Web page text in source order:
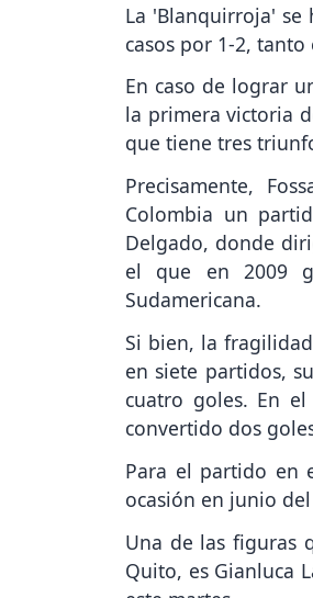
La 'Blanquirroja'
casos por 1-2,
En caso de lograr
la primera victoria
que tiene tres
Precisamente,
Colombia un
Delgado, donde
el que en 2009
Sudamericana.
Si bien, la
en siete partidos,
cuatro goles. En
convertido dos
Para el partido en
ocasión en junio
Una de las figuras
Quito, es Gianluca